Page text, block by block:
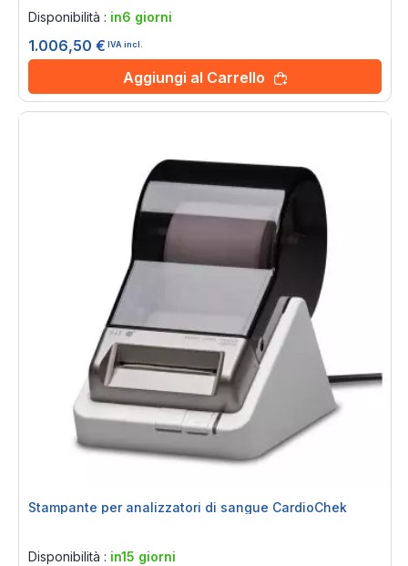
Disponibilità : in6 giorni
1.006,50 € IVA incl.
Aggiungi al Carrello
Stampante per analizzatori di sangue CardioChek
Disponibilità : in15 giorni